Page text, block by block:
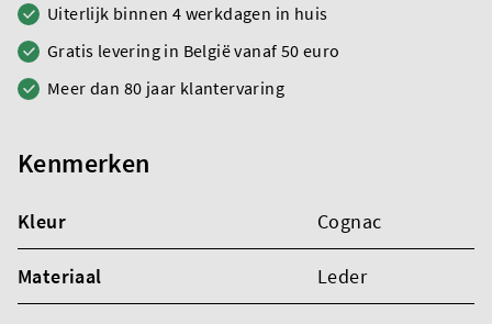
Uiterlijk binnen 4 werkdagen in huis
Gratis levering in België vanaf 50 euro
Meer dan 80 jaar klantervaring
Kenmerken
Kleur Cognac
Materiaal Leder